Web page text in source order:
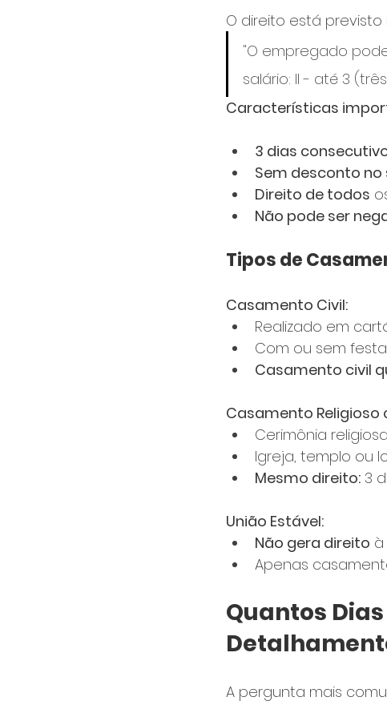
O direito está previsto
"O empregado
salário: II - até 3
Características
3 dias
Sem desconto no
Direito de todos
Não pode ser
Tipos de
Casamento Civil:
Realizado em
Com ou sem festa
Casamento civil
Casamento Religioso
Cerimônia
Igreja, templo ou
Mesmo direito: 3
União Estável:
Não gera direito
Apenas
Quantos
A pergunta mais